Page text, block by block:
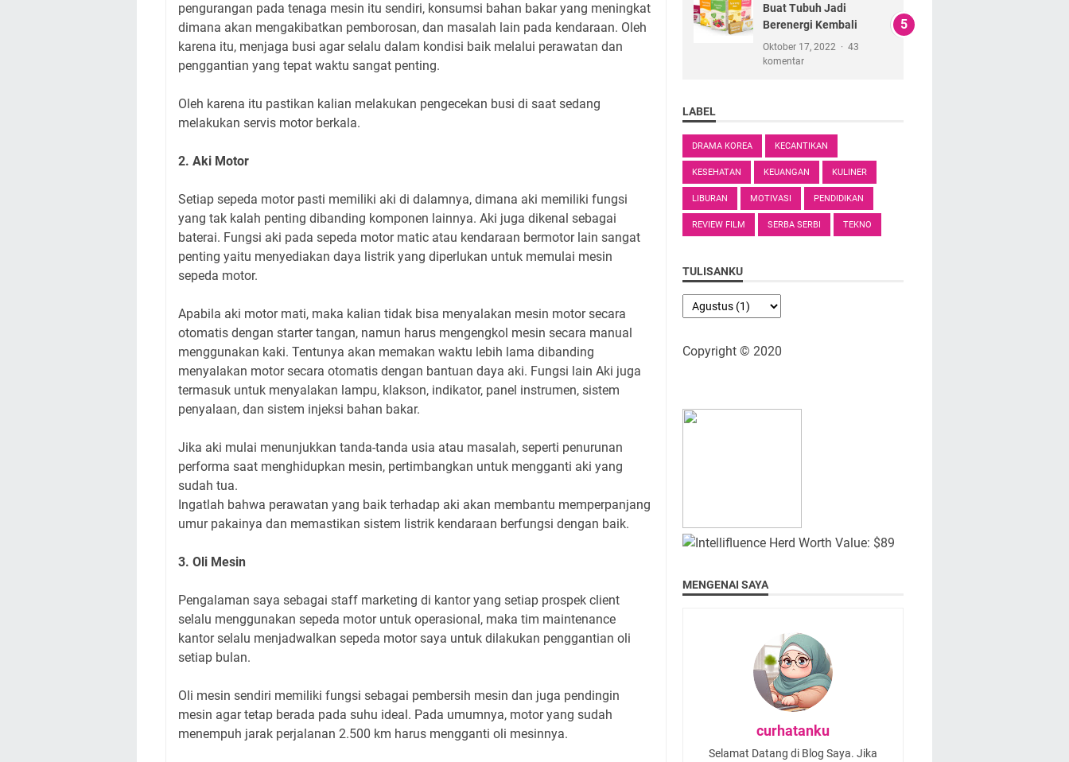
pengurangan pada tenaga mesin itu sendiri, konsumsi bahan bakar yang meningkat
dimana akan mengakibatkan pemborosan, dan masalah lain pada kendaraan. Oleh
karena itu, menjaga busi agar selalu dalam kondisi baik melalui perawatan dan
penggantian yang tepat waktu sangat penting.
Oleh karena itu pastikan kalian melakukan pengecekan busi di saat sedang
melakukan servis motor berkala.
2. Aki Motor
Setiap sepeda motor pasti memiliki aki di dalamnya, dimana aki memiliki fungsi
yang tak kalah penting dibanding komponen lainnya. Aki juga dikenal sebagai
baterai. Fungsi aki pada sepeda motor matic atau kendaraan bermotor lain sangat
penting yaitu menyediakan daya listrik yang diperlukan untuk memulai mesin
sepeda motor.
Apabila aki motor mati, maka kalian tidak bisa menyalakan mesin motor secara
otomatis dengan starter tangan, namun harus mengengkol mesin secara manual
menggunakan kaki. Tentunya akan memakan waktu lebih lama dibanding
menyalakan motor secara otomatis dengan bantuan daya aki. Fungsi lain Aki juga
termasuk untuk menyalakan lampu, klakson, indikator, panel instrumen, sistem
penyalaan, dan sistem injeksi bahan bakar.
Jika aki mulai menunjukkan tanda-tanda usia atau masalah, seperti penurunan
performa saat menghidupkan mesin, pertimbangkan untuk mengganti aki yang
sudah tua.
Ingatlah bahwa perawatan yang baik terhadap aki akan membantu memperpanjang
umur pakainya dan memastikan sistem listrik kendaraan berfungsi dengan baik.
3. Oli Mesin
Pengalaman saya sebagai staff marketing di kantor yang setiap prospek client
selalu menggunakan sepeda motor untuk operasional, maka tim maintenance
kantor selalu menjadwalkan sepeda motor saya untuk dilakukan penggantian oli
setiap bulan.
Oli mesin sendiri memiliki fungsi sebagai pembersih mesin dan juga pendingin
mesin agar tetap berada pada suhu ideal. Pada umumnya, motor yang sudah
menempuh jarak perjalanan 2.500 km harus mengganti oli mesinnya.
Buat Tubuh Jadi
Berenergi Kembali
Oktober 17, 2022
43
komentar
LABEL
DRAMA KOREA KECANTIKAN
KESEHATAN KEUANGAN KULINER
LIBURAN MOTIVASI PENDIDIKAN
REVIEW FILM SERBA SERBI TEKNO
TULISANKU
Copyright © 2020
MENGENAI SAYA
curhatanku
Selamat Datang di Blog Saya. Jika